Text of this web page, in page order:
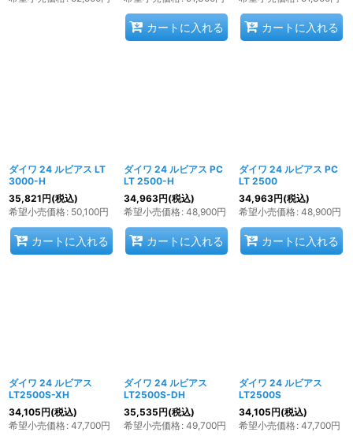
カートに入れる カートに入れる
ダイワ 24 ルビアス LT
3000-H
35,821円(税込)
希望小売価格: 50,100円
カートに入れる
ダイワ 24 ルビアス PC
LT 2500-H
34,963円(税込)
希望小売価格: 48,900円
カートに入れる
ダイワ 24 ルビアス PC
LT 2500
34,963円(税込)
希望小売価格: 48,900円
カートに入れる
ダイワ 24 ルビアス
LT2500S-XH
34,105円(税込)
希望小売価格: 47,700円
ダイワ 24 ルビアス
LT2500S-DH
35,535円(税込)
希望小売価格: 49,700円
ダイワ 24 ルビアス
LT2500S
34,105円(税込)
希望小売価格: 47,700円